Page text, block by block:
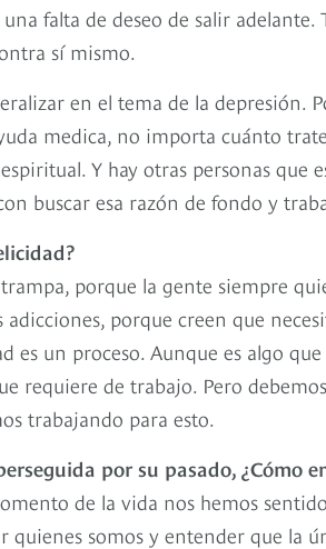
falta de deseo de salir
sí mismo.
en el tema de la depresión.
medica, no importa cuánto
Y hay otras personas
buscar esa razón de fondo y
porque la gente siempre
porque creen que
es un proceso. Aunque es algo
requiere de trabajo. Pero
trabajando para esto.
por su pasado, ¿Cómo
de la vida nos hemos
quienes somos y entender que la